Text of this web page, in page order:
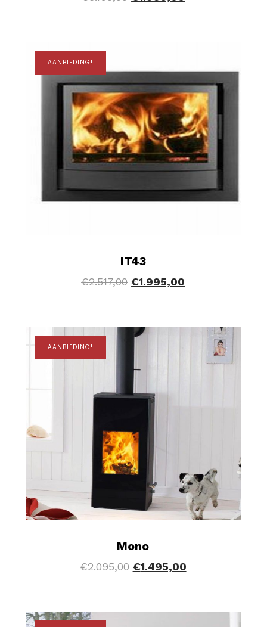
AANBIEDING!
IT43
€2.517,00 €1.995,00
AANBIEDING!
Mono
€2.095,00 €1.495,00